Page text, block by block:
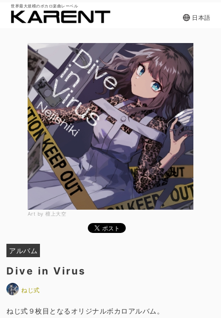
世界最大規模のボカロ楽曲レーベル
日本語
Art by 檀上大空
アルバム
Dive in Virus
ねじ式
ねじ式９枚目となるオリジナルボカロアルバム。